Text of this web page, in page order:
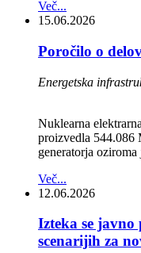
Več...
15.06.2026
Poročilo o
Energetska
Nuklearna
proizvedla 544.086
generatorja
Več...
12.06.2026
Izteka se javno
scenarijih za